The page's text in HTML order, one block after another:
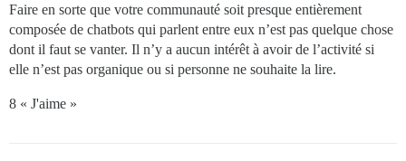
Faire en sorte que votre communauté soit presque entièrement
composée de chatbots qui parlent entre eux n’est pas quelque chose
dont il faut se vanter. Il n’y a aucun intérêt à avoir de l’activité si
elle n’est pas organique ou si personne ne souhaite la lire.
8 « J'aime »